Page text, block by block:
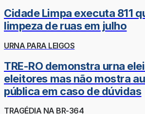
Cidade Limpa executa 811
limpeza de ruas em julho
URNA PARA LEIGOS
TRE-RO demonstra urna
eleitores mas não mostra
pública em caso de dúvidas
TRAGÉDIA NA BR-364